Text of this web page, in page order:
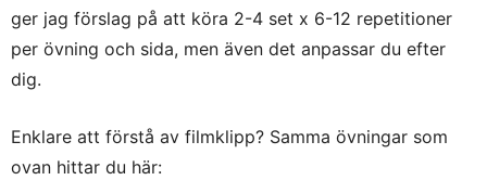
ger jag förslag på att köra 2-4 set x 6-12 repetitioner
per övning och sida, men även det anpassar du efter
dig.
Enklare att förstå av filmklipp? Samma övningar som
ovan hittar du här: